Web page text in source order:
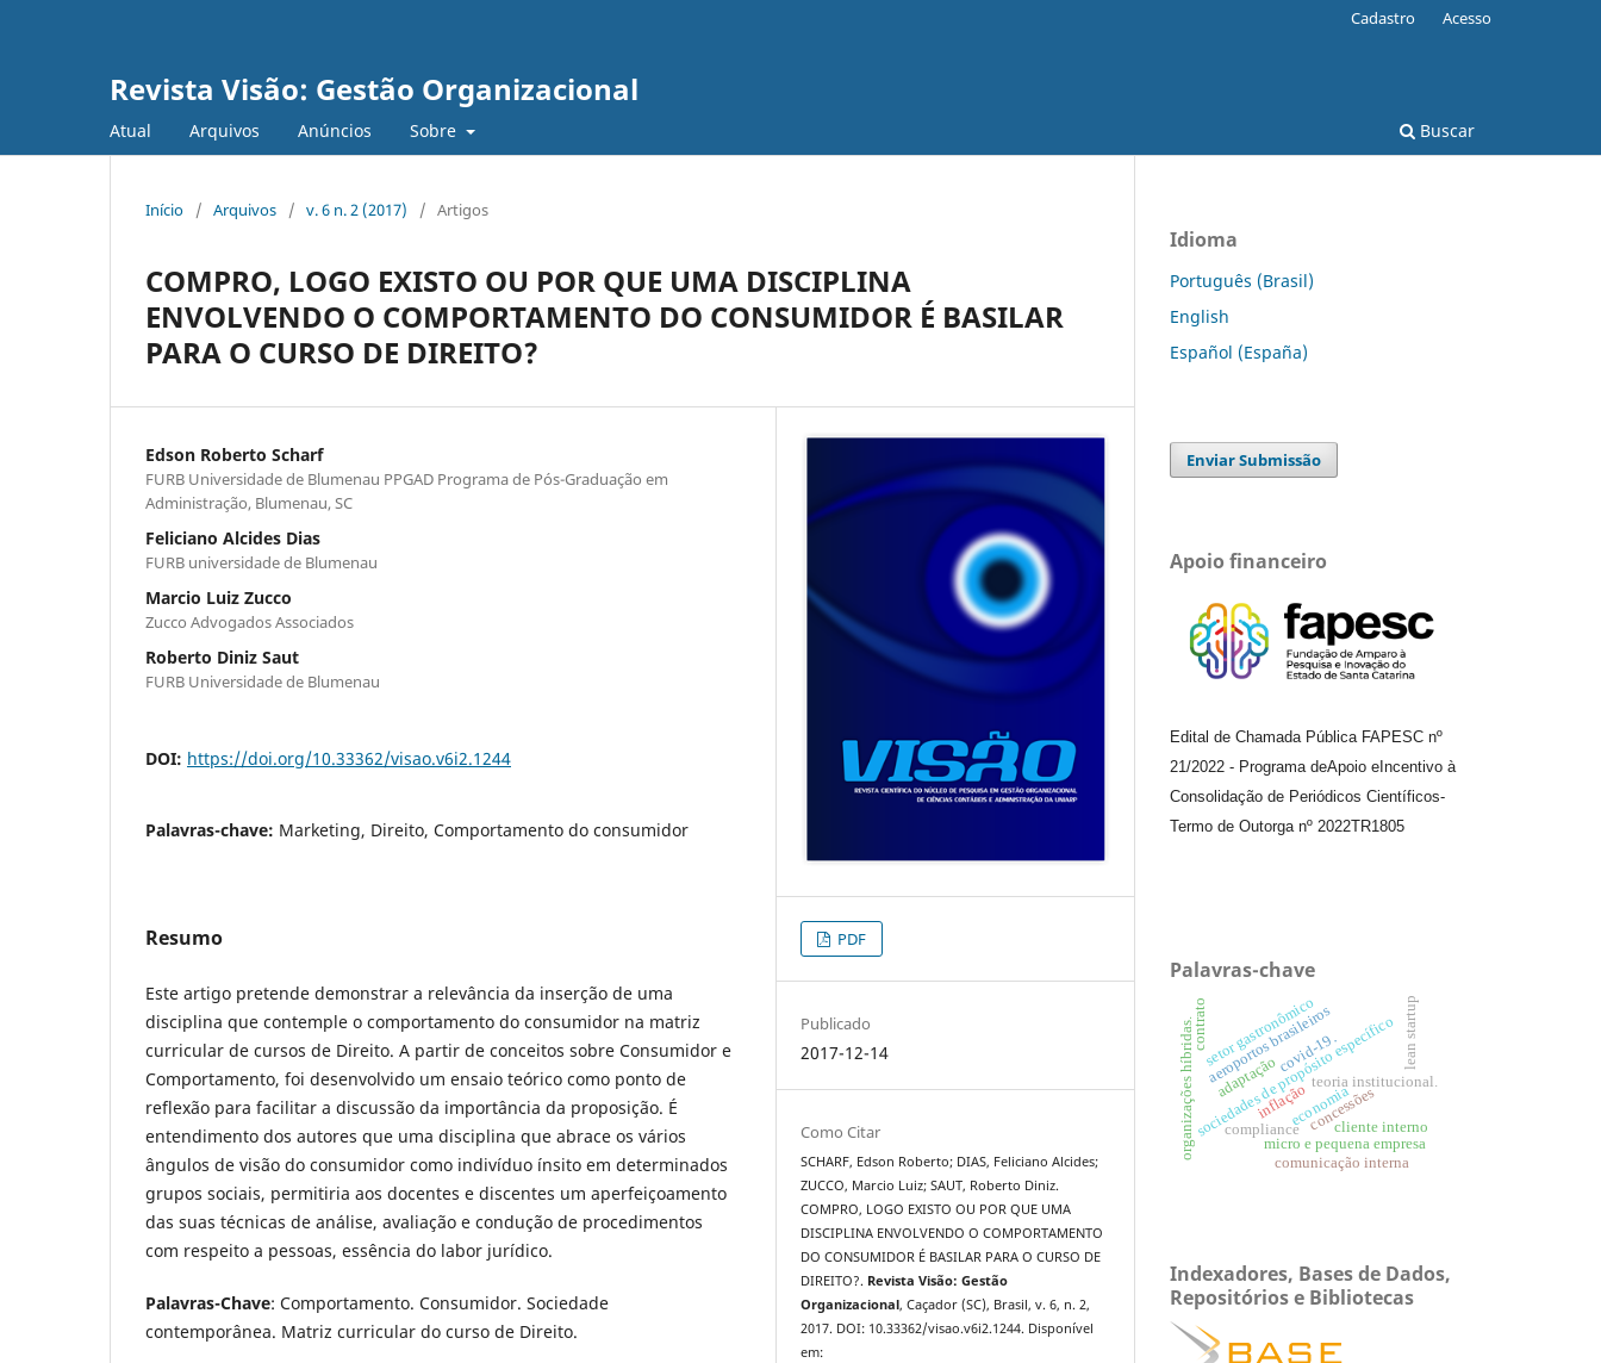
Revista Visão: Gestão Organizacional
Atual Arquivos Anúncios Sobre Buscar
Cadastro Acesso
Início / Arquivos / v. 6 n. 2 (2017) / Artigos
COMPRO, LOGO EXISTO OU POR QUE UMA DISCIPLINA
ENVOLVENDO O COMPORTAMENTO DO CONSUMIDOR É BASILAR
PARA O CURSO DE DIREITO?
Edson Roberto Scharf
FURB Universidade de Blumenau PPGAD Programa de Pós-Graduação em
Administração, Blumenau, SC
Feliciano Alcides Dias
FURB universidade de Blumenau
Marcio Luiz Zucco
Zucco Advogados Associados
Roberto Diniz Saut
FURB Universidade de Blumenau
DOI: https://doi.org/10.33362/visao.v6i2.1244
Palavras-chave: Marketing, Direito, Comportamento do consumidor
Resumo
Este artigo pretende demonstrar a relevância da inserção de uma
disciplina que contemple o comportamento do consumidor na matriz
curricular de cursos de Direito. A partir de conceitos sobre Consumidor e
Comportamento, foi desenvolvido um ensaio teórico como ponto de
reflexão para facilitar a discussão da importância da proposição. É
entendimento dos autores que uma disciplina que abrace os vários
ângulos de visão do consumidor como indivíduo ínsito em determinados
grupos sociais, permitiria aos docentes e discentes um aperfeiçoamento
das suas técnicas de análise, avaliação e condução de procedimentos
com respeito a pessoas, essência do labor jurídico.
Palavras-Chave: Comportamento. Consumidor. Sociedade
contemporânea. Matriz curricular do curso de Direito.
PDF
Publicado
2017-12-14
Como Citar
SCHARF, Edson Roberto; DIAS, Feliciano Alcides;
ZUCCO, Marcio Luiz; SAUT, Roberto Diniz.
COMPRO, LOGO EXISTO OU POR QUE UMA
DISCIPLINA ENVOLVENDO O COMPORTAMENTO
DO CONSUMIDOR É BASILAR PARA O CURSO DE
DIREITO?. Revista Visão: Gestão
Organizacional, Caçador (SC), Brasil, v. 6, n. 2,
2017. DOI: 10.33362/visao.v6i2.1244. Disponível
em:
Idioma
Português (Brasil)
English
Español (España)
Enviar Submissão
Apoio financeiro
Edital de Chamada Pública FAPESC nº
21/2022 - Programa deApoio e Incentivo à
Consolidação de Periódicos Científicos-
Termo de Outorga nº 2022TR1805
Palavras-chave
covid-19.
concessões
sociedades de propósito específico
aeroportos brasileiros
organizações híbridas. teoria institucional.
compliance
lean startup
setor gastronômico
micro e pequena empresa
adaptação
comunicação interna
economia
contrato
inflação
cliente interno
Indexadores, Bases de Dados,
Repositórios e Bibliotecas